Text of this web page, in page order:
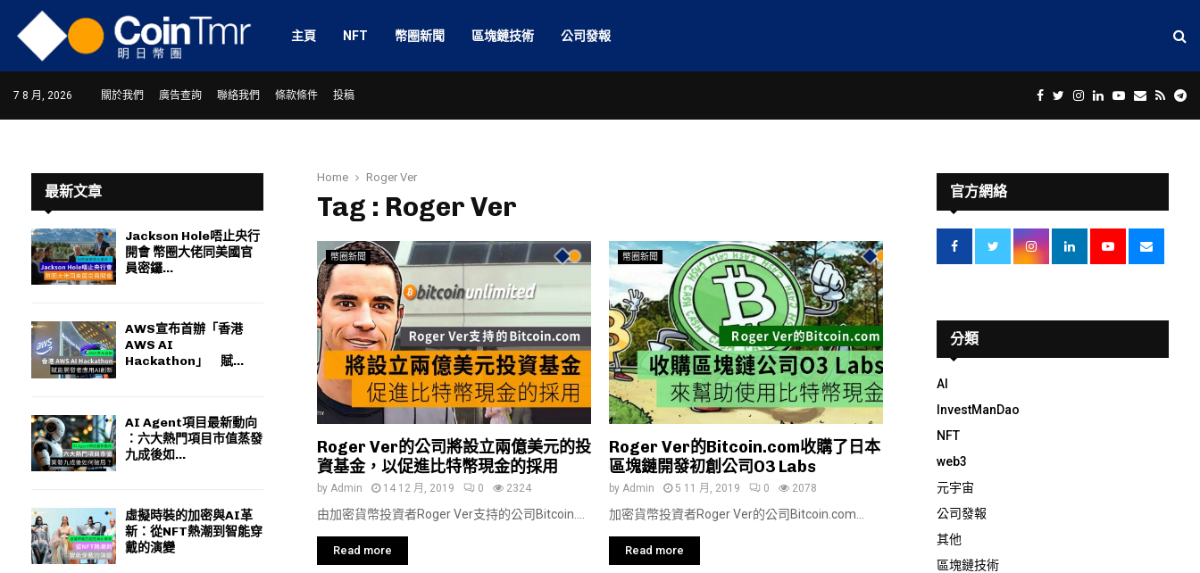
主頁 NFT 幣圈新聞 區塊鏈技術 公司發報
7 8 月, 2026 關於我們 廣告查詢 聯絡我們 條款條件 投稿 Facebook
Twitter
Instagram
LinkedinYoutube
Email
Rss
Home Roger Ver
Tag : Roger Ver
幣圈新聞
Roger Ver的公司將設立兩億美元的投
資基金，以促進比特幣現金的採用
by Admin 14 12 月, 2019 0 2324
由加密貨幣投資者Roger Ver支持的公司Bitcoin....
Read more
幣圈新聞
Roger Ver的Bitcoin.com收購了日本
區塊鏈開發初創公司O3 Labs
by Admin 5 11 月, 2019 0 2078
加密貨幣投資者Roger Ver的公司Bitcoin.com...
Read more
最新文章
Jackson Hole唔止央行
開會 幣圈大佬同美國官
員密鑼...
AWS宣布首辦「香港
AWS AI
Hackathon」 賦...
AI Agent項目最新動向
：六大熱門項目市值蒸發
九成後如...
虛擬時裝的加密與AI革
新：從NFT熱潮到智能穿
戴的演變
官方網絡
分類
AI
InvestManDao
NFT
web3
元宇宙
公司發報
其他
區塊鏈技術